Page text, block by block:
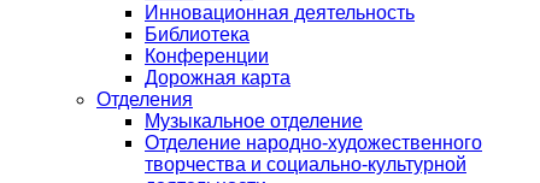
Инновационная деятельность
Библиотека
Конференции
Дорожная карта
Отделения
Музыкальное отделение
Отделение народно-художественного
творчества и социально-культурной